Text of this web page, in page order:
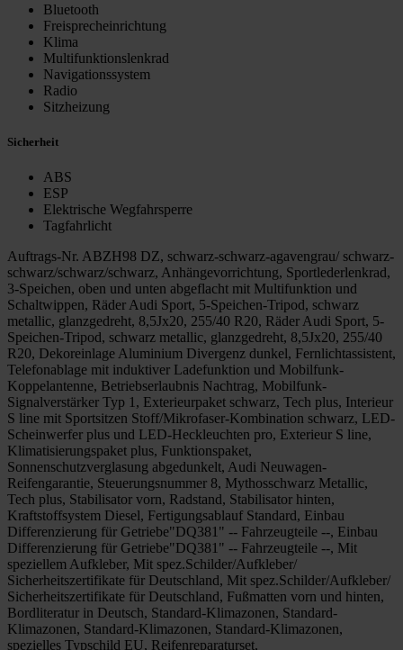
Bluetooth
Freisprecheinrichtung
Klima
Multifunktionslenkrad
Navigationssystem
Radio
Sitzheizung
Sicherheit
ABS
ESP
Elektrische Wegfahrsperre
Tagfahrlicht
Auftrags-Nr. ABZH98 DZ, schwarz-schwarz-agavengrau/ schwarz-
schwarz/schwarz/schwarz, Anhängevorrichtung, Sportlederlenkrad,
3-Speichen, oben und unten abgeflacht mit Multifunktion und
Schaltwippen, Räder Audi Sport, 5-Speichen-Tripod, schwarz
metallic, glanzgedreht, 8,5Jx20, 255/40 R20, Räder Audi Sport, 5-
Speichen-Tripod, schwarz metallic, glanzgedreht, 8,5Jx20, 255/40
R20, Dekoreinlage Aluminium Divergenz dunkel, Fernlichtassistent,
Telefonablage mit induktiver Ladefunktion und Mobilfunk-
Koppelantenne, Betriebserlaubnis Nachtrag, Mobilfunk-
Signalverstärker Typ 1, Exterieurpaket schwarz, Tech plus, Interieur
S line mit Sportsitzen Stoff/Mikrofaser-Kombination schwarz, LED-
Scheinwerfer plus und LED-Heckleuchten pro, Exterieur S line,
Klimatisierungspaket plus, Funktionspaket,
Sonnenschutzverglasung abgedunkelt, Audi Neuwagen-
Reifengarantie, Steuerungsnummer 8, Mythosschwarz Metallic,
Tech plus, Stabilisator vorn, Radstand, Stabilisator hinten,
Kraftstoffsystem Diesel, Fertigungsablauf Standard, Einbau
Differenzierung für Getriebe"DQ381" -- Fahrzeugteile --, Einbau
Differenzierung für Getriebe"DQ381" -- Fahrzeugteile --, Mit
speziellem Aufkleber, Mit spez.Schilder/Aufkleber/
Sicherheitszertifikate für Deutschland, Mit spez.Schilder/Aufkleber/
Sicherheitszertifikate für Deutschland, Fußmatten vorn und hinten,
Bordliteratur in Deutsch, Standard-Klimazonen, Standard-
Klimazonen, Standard-Klimazonen, Standard-Klimazonen,
spezielles Typschild EU, Reifenreparaturset,